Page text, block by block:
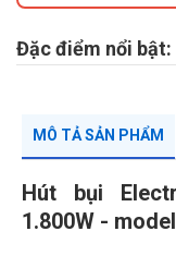
Đặc điểm nổi bật:
MÔ TẢ SẢN PHẨM
Hút bụi
1.800W -